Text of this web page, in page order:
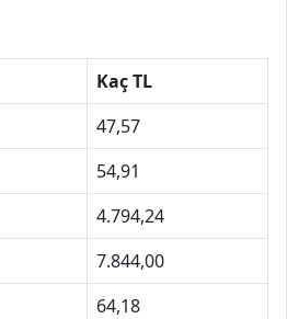
Kaç TL
47,57
54,91
4.794,24
7.844,00
64,18